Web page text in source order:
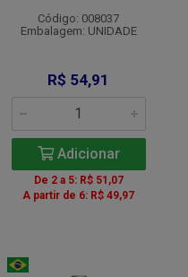
Código: 008037
Embalagem: UNIDADE
R$ 54,91
Adicionar
De 2 a 5: R$ 51,07
A partir de 6: R$ 49,97